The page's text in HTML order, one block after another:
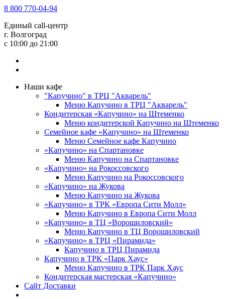
8 800 770-04-94
Единый call-центр
г. Волгоград
c 10:00 до 21:00
Наши кафе
"Капучино" в ТРЦ "Акварель"
Меню Капучино в ТРЦ "Акварель"
Кондитерская «Капучино» на Штеменко
Меню кондитерской Капучино на Штеменко
Семейное кафе «Капучино» на Штеменко
Меню Семейное кафе Капучино
«Капучино» на Спартановке
Меню Капучино на Спартановке
«Капучино» на Рокоссовского
Меню Капучино на Рокоссовского
«Капучино» на Жукова
Меню Капучино на Жукова
«Капучино» в ТРК «Европа Cити Молл»
Меню Капучино в Европа Сити Молл
«Капучино» в ТЦ «Ворошиловский»
Меню Капучино в ТЦ Ворошиловский
«Капучино» в ТРЦ «Пирамида»
Капучино в ТРЦ Пирамида
Капучино в ТРК «Парк Хаус»
Меню Капучино в ТРК Парк Хаус
Кондитерская мастерская «Капучино»
Сайт Доставки